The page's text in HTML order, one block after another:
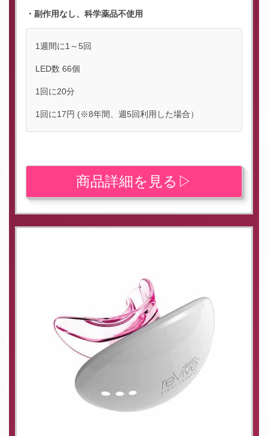
・副作用なし、科学薬品不使用
1週間に1～5回
LED数 66個
1回に20分
1回に17円 (※8年間、週5回利用した場合）
商品詳細を見る▷